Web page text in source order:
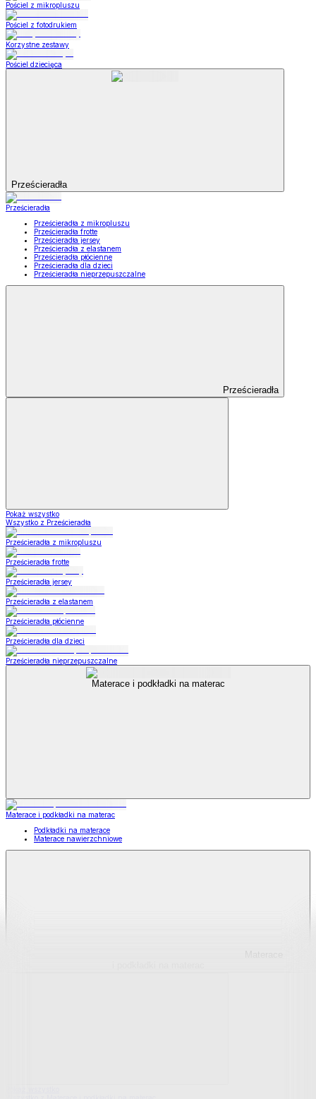
Pościel z mikropluszu
Pościel z fotodrukiem
Korzystne zestawy
Pościel dziecięca
Prześcieradła
Prześcieradła
Prześcieradła z mikropluszu
Prześcieradła frotte
Prześcieradła jersey
Prześcieradła z elastanem
Prześcieradła płócienne
Prześcieradła dla dzieci
Prześcieradła nieprzepuszczalne
Prześcieradła
Pokaż wszystko
Wszystko z Prześcieradła
Prześcieradła z mikropluszu
Prześcieradła frotte
Prześcieradła jersey
Prześcieradła z elastanem
Prześcieradła płócienne
Prześcieradła dla dzieci
Prześcieradła nieprzepuszczalne
Materace i podkładki na materac
Materace i podkładki na materac
Podkładki na materace
Materace nawierzchniowe